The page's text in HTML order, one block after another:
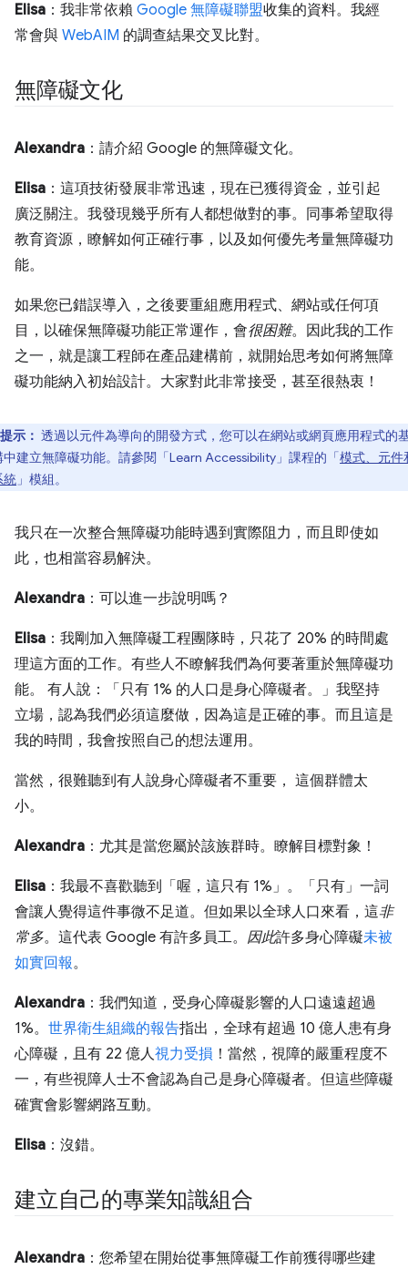
Elisa ：我非常依賴 Google 無障礙聯盟收集的資料。我經
常會與 WebAIM 的調查結果交叉比對。
無障礙文化
Alexandra ：請介紹 Google 的無障礙文化。
Elisa ：這項技術發展非常迅速，現在已獲得資金，並引起
廣泛關注。我發現幾乎所有人都想做對的事。同事希望取得
教育資源，瞭解如何正確行事，以及如何優先考量無障礙功
能。
如果您已錯誤導入，之後要重組應用程式、網站或任何項
目，以確保無障礙功能正常運作，會很困難。因此我的工作
之一，就是讓工程師在產品建構前，就開始思考如何將無障
礙功能納入初始設計。大家對此非常接受，甚至很熱衷！
提示： 透過以元件為導向的開發方式，您可以在網站或網頁應用程式的
中建立無障礙功能。請參閱「Learn Accessibility」課程的「模式、元件
統 」模組。
我只在一次整合無障礙功能時遇到實際阻力，而且即使如
此，也相當容易解決。
Alexandra ：可以進一步說明嗎？
Elisa ：我剛加入無障礙工程團隊時，只花了 20% 的時間處
理這方面的工作。有些人不瞭解我們為何要著重於無障礙功
能。 有人說：「只有 1% 的人口是身心障礙者。」我堅持
立場，認為我們必須這麼做，因為這是正確的事。而且這是
我的時間，我會按照自己的想法運用。
當然，很難聽到有人說身心障礙者不重要， 這個群體太
小。
Alexandra ：尤其是當您屬於該族群時。瞭解目標對象！
Elisa ：我最不喜歡聽到「喔，這只有 1%」。「只有」一詞
會讓人覺得這件事微不足道。但如果以全球人口來看，這非
常多。這代表 Google 有許多員工。 因此許多身心障礙未被
如實回報。
Alexandra ：我們知道，受身心障礙影響的人口遠遠超過
1%。 世界衛生組織的報告指出，全球有超過 10 億人患有身
心障礙，且有 22 億人視力受損 ！當然，視障的嚴重程度不
一，有些視障人士不會認為自己是身心障礙者。但這些障礙
確實會影響網路互動。
Elisa ：沒錯。
建立自己的專業知識組合
Alexandra ：您希望在開始從事無障礙工作前獲得哪些建